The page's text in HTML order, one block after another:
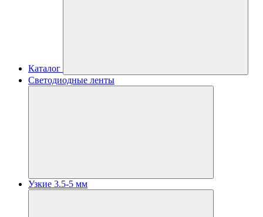
Каталог
Светодиодные ленты
Узкие 3.5-5 мм